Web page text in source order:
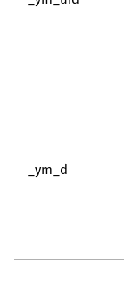
_ym_d